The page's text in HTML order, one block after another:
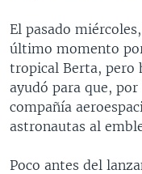
El pasado
último momento
tropical Berta, pero
ayudó para que,
compañía
astronautas al
Poco antes del